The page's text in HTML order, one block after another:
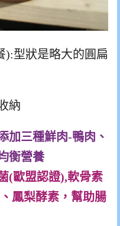
):型狀是略大的圓扁
納
加三種鮮肉-鴨肉、
衡營養
(歐盟認證),軟骨素
鳳梨酵素，幫助腸